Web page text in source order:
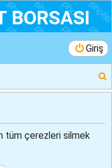
BORSASI
Giriş
r
tüm çerezleri silmek